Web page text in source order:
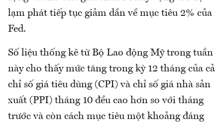
lạm phát tiếp tục giảm dần về mục tiêu 2% của
Fed.
Số liệu thống kê từ Bộ Lao động Mỹ trong tuần
này cho thấy mức tăng trong kỳ 12 tháng của cả
chỉ số giá tiêu dùng (CPI) và chỉ số giá nhà sản
xuất (PPI) tháng 10 đều cao hơn so với tháng
trước và còn cách mục tiêu một khoảng đáng